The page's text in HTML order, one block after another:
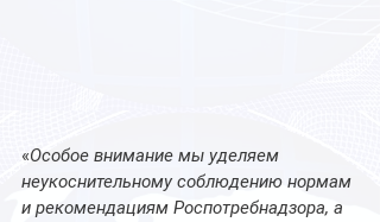
«Особое внимание мы уделяем
неукоснительному соблюдению нормам
и рекомендациям Роспотребнадзора, а